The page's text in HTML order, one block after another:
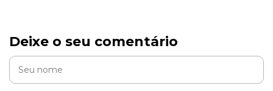
Deixe o seu comentário